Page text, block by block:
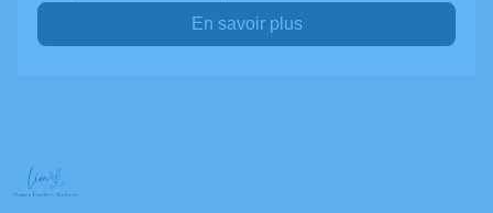
En savoir plus